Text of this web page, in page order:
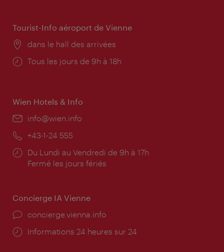
Tourist-Info aéroport de Vienne
Lieu:
dans le hall des arrivées
Horaires
Tous les jours de 9h à 18h
Wien Hotels & Info
E-
info@wien.info
Téléphone:
+43-1-24 555
Horaires
d'ouverture:
Du Lundi au Vendredi de 9h à 17h
Fermé les jours fériés
Concierge IA Vienne
Ort:
concierge.vienna.info
Öffnungszeiten:
Informations 24 heures sur 24